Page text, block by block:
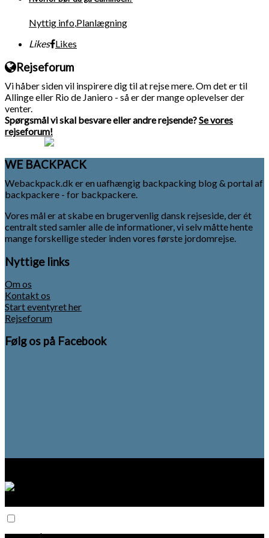
Nyttig info,Planlægning
Likes Likes
Rejseforum
Vi håber siden vil inspirere dig til at rejse mere. Om det er til
Allinge eller Rio de Janiero - så er der mange oplevelser der
venter.
Spørgsmål vi skal besvare eller andre rejsende?Se vores
rejseforum!
WE BACKPACK
Webackpack.dk er en uafhængig backpacking blog & portal af
backpackere - for backpackere.
Vores mål er at skabe en brugervenlig dansk rejseside, der ét
centralt sted samler alle de informationer, vi selv måtte hente
mange forskellige steder inden vores første jordomrejse.
Nyttige links
Om os
Kontakt os
Start eventyret her
Rejseforum
Følg os på Facebook